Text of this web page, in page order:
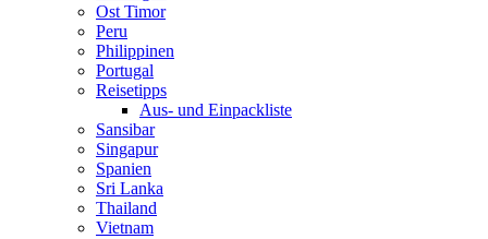
Ost Timor
Peru
Philippinen
Portugal
Reisetipps
Aus- und Einpackliste
Sansibar
Singapur
Spanien
Sri Lanka
Thailand
Vietnam